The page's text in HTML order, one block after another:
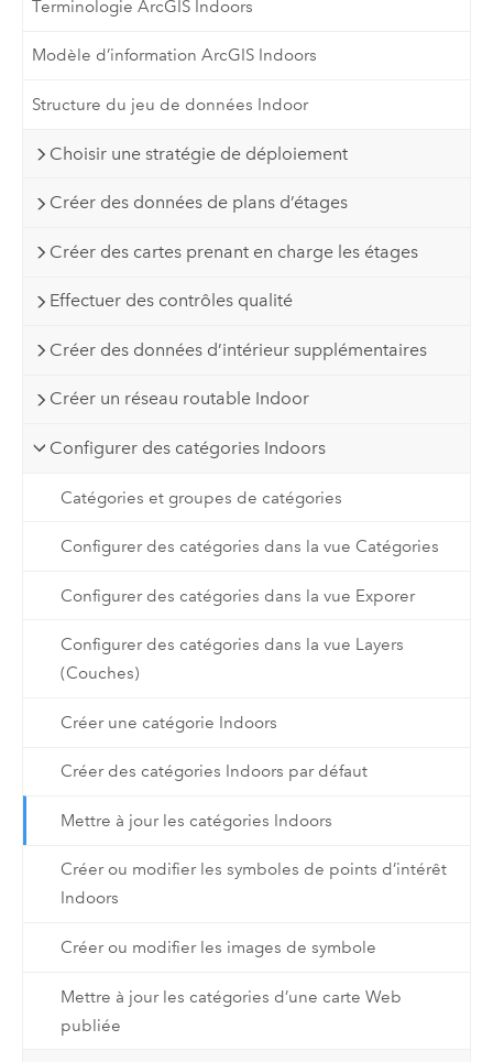
Terminologie ArcGIS Indoors
Modèle d’information ArcGIS Indoors
Structure du jeu de données Indoor
Choisir une stratégie de déploiement
Créer des données de plans d’étages
Créer des cartes prenant en charge les étages
Effectuer des contrôles qualité
Créer des données d’intérieur supplémentaires
Créer un réseau routable Indoor
Configurer des catégories Indoors
Catégories et groupes de catégories
Configurer des catégories dans la vue Catégories
Configurer des catégories dans la vue Exporer
Configurer des catégories dans la vue Layers
(Couches)
Créer une catégorie Indoors
Créer des catégories Indoors par défaut
Mettre à jour les catégories Indoors
Créer ou modifier les symboles de points d’intérêt
Indoors
Créer ou modifier les images de symbole
Mettre à jour les catégories d’une carte Web
publiée